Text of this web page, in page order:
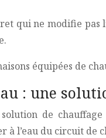
qui ne modifie
équipées de
: une
de
à l’eau du circuit